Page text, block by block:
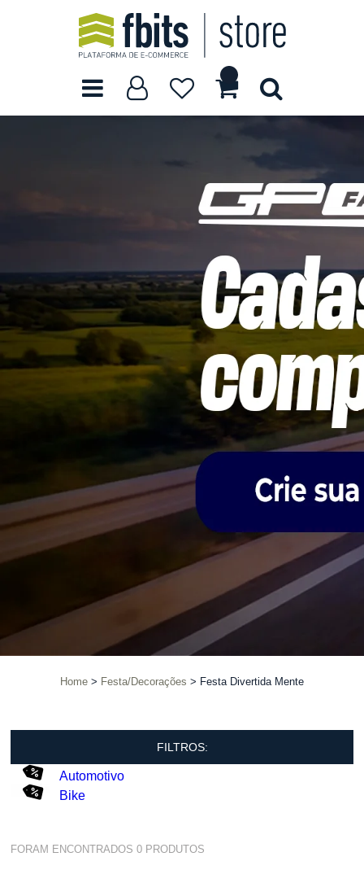
Home Festa/Decorações Festa Divertida Mente
FILTROS:
Automotivo
Bike
FORAM ENCONTRADOS0 PRODUTOS